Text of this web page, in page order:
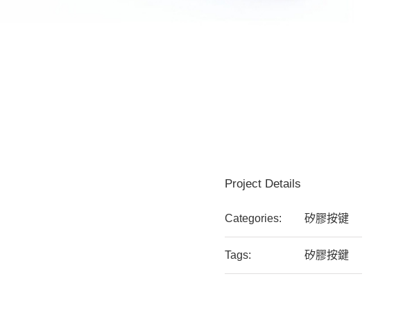
Project Details
Categories: 矽膠按键
Tags: 矽膠按鍵